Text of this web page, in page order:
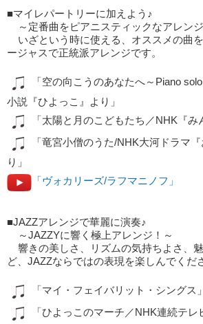
■マイレパートリーに加えよう♪
～定番曲をピアニスティックなアレン
いざという時に使える、オススメの曲
ージャスで正統派アレンジです。
「空の向こうのあなたへ～Piano
小説『ひよっこ』より」
「太陽と月のこどもたち／NHK『み
「竜宮小僧のうた/NHK大河ドラマ
り」
「ヴォカリーズ/ラフマニノフ」
■JAZZアレンジで華麗に演奏♪
～JAZZYに響く極上アレンジ！～
響きの美しさ、リズムの気持ちよさ、
ど、JAZZならではの表現を楽しんでくだ
「マイ・フェイバリット・シングス」
「ひよっこのマーチ／NHK連続テ